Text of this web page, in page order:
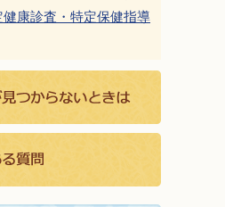
康診査・特定保健指導